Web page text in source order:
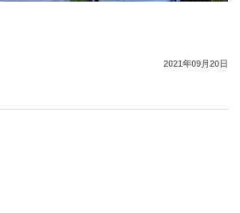
2021年09月20日